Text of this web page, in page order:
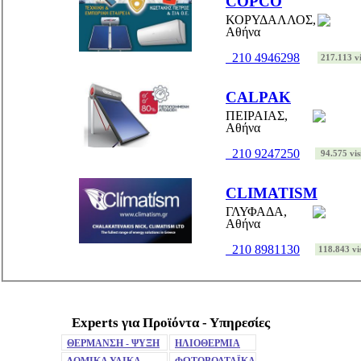
ΚΟΡΥΔΑΛΛΟΣ,
Αθήνα
210 4946298
217.113
CALPAK
ΠΕΙΡΑΙΑΣ,
Αθήνα
210 9247250
94.575
CLIMATISM
ΓΛΥΦΑΔΑ,
Αθήνα
210 8981130
118.843
MuteExperts για Προϊόντα - Υπηρεσίες
ΘΕΡΜΑΝΣΗ - ΨΥΞΗ
ΗΛΙΟΘΕΡΜΙΑ